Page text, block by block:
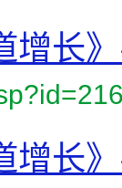
增长
增长